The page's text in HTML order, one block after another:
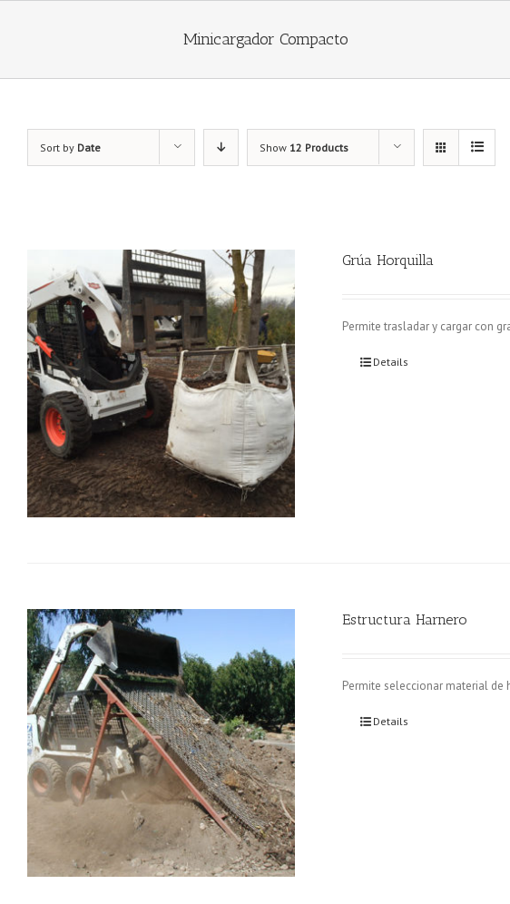
Minicargador Compacto
Sort by Date Show 12 Products
Grúa Horquilla
Permite trasladar y cargar con
Details
Estructura Harnero
Permite seleccionar material de
Details